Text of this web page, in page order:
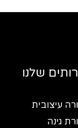
שלנו
עיצובית
גינה